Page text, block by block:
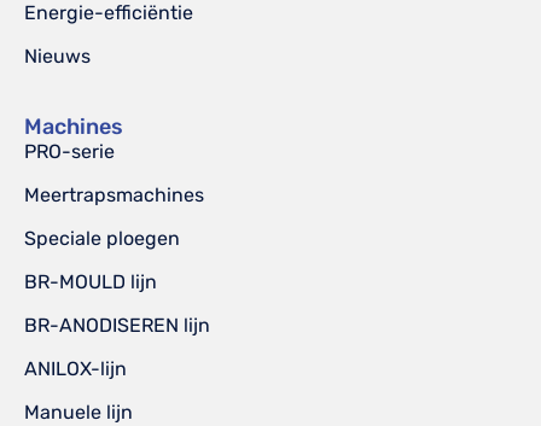
Energie-efficiëntie
Nieuws
Machines
PRO-serie
Meertrapsmachines
Speciale ploegen
BR-MOULD lijn
BR-ANODISEREN lijn
ANILOX-lijn
Manuele lijn